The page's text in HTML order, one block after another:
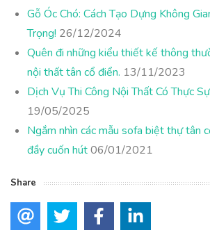
Gỗ Óc Chó: Cách Tạo Dựng Không
Trọng! 26/12/2024
Quên đi những kiểu thiết kế thông
nội thất tân cổ điển. 13/11/2023
Dịch Vụ Thi Công Nội Thất Có Thực
19/05/2025
Ngắm nhìn các mẫu sofa biệt thự tân
đầy cuốn hút06/01/2021
Share